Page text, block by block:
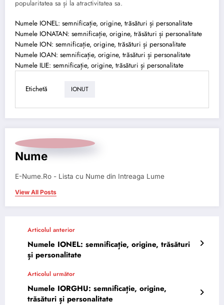
popularitatea sa și la atractivitatea sa.
Numele IONEL: semnificație, origine, trăsături și personalitate
Numele IONATAN: semnificație, origine, trăsături și personalitate
Numele ION: semnificație, origine, trăsături și personalitate
Numele IOAN: semnificație, origine, trăsături și personalitate
Numele ILIE: semnificație, origine, trăsături și personalitate
Etichetă IONUT
Nume
E-Nume.Ro - Lista cu Nume din Intreaga Lume
View All Posts
Articolul anterior
Numele IONEL: semnificație, origine, trăsături
și personalitate
Articolul următor
Numele IORGHU: semnificație, origine,
trăsături și personalitate